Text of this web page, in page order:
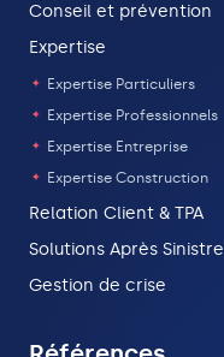
Conseil et prévention
Expertise
Expertise Particuliers
Expertise Professionnels
Expertise Entreprise
Expertise Construction
Relation Client & TPA
Solutions Après Sinistre
Gestion de crise